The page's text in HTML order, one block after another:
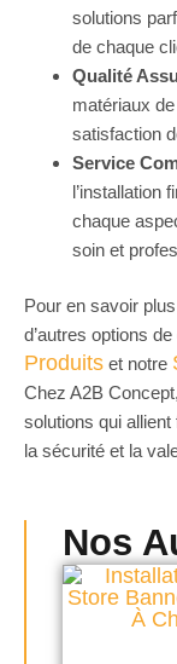
solutions
de chaque
Qualité
matériaux
satisfaction
Service
l’installation
chaque
soin et
Pour en savoir
d’autres options
Produits et notre
Chez A2B
solutions qui
la sécurité et la
Nos